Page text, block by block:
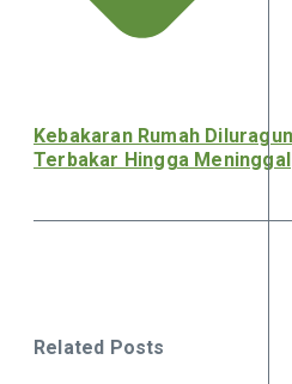
Kebakaran Rumah
Terbakar Hingga Meninggal
Related Posts